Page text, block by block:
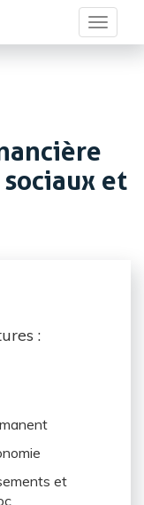
Toggle
et
:
et